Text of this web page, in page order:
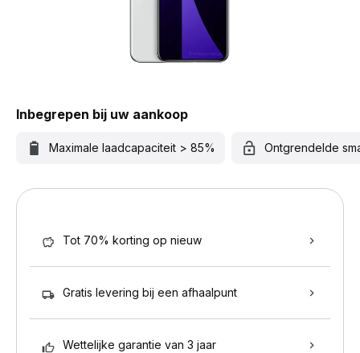
Inbegrepen bij uw aankoop
Maximale laadcapaciteit > 85% Ontgrendelde
Tot 70% korting op nieuw
Gratis levering bij een afhaalpunt
Wettelijke garantie van 3 jaar